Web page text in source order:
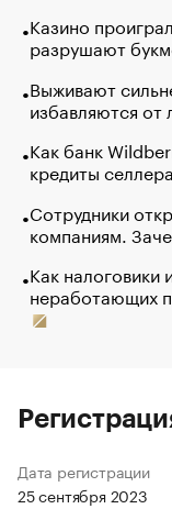
Казино
разрушают
Выживают
избавляются от
Как банк
кредиты
Сотрудники
компаниям.
Как налоговики
неработающих
Дата регистрации
25 сентября 2023